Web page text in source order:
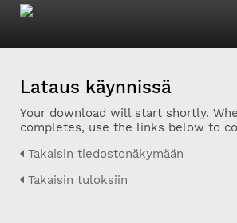
Lataus käynnissä
Your download will start shortly.
completes, use the links below to
Takaisin tiedostonäkymään
Takaisin tuloksiin